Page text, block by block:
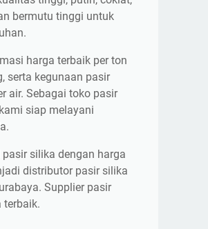
bermutu tinggi untuk
harga terbaik per ton
serta kegunaan pasir
air. Sebagai toko pasir
siap melayani
silika dengan harga
distributor pasir silika
Supplier pasir
terbaik.